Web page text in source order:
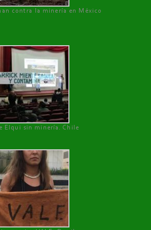
contra la minería en México
Elqui sin minería. Chile